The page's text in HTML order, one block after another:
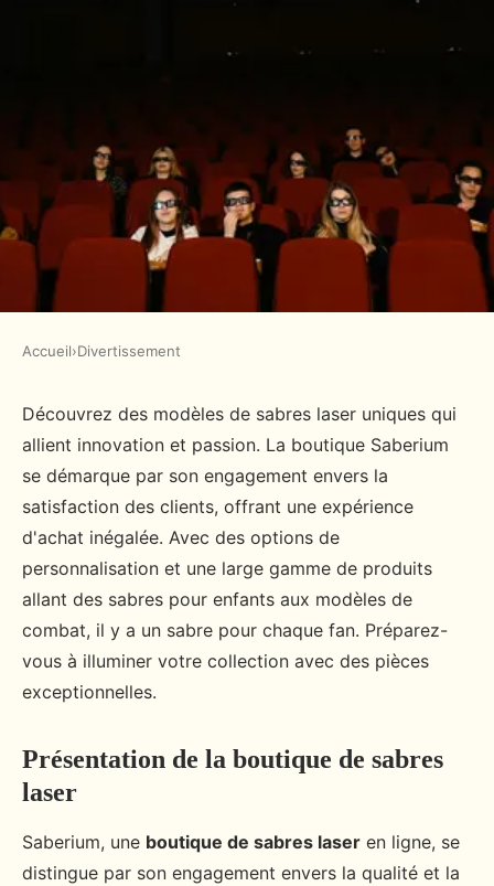
Découvrez la boutique de sabre
laser pour des modèles uniques
admin•17 octobre 2024•4 min de lecture
Accueil›Divertissement
Découvrez des modèles de sabres laser uniques qui
allient innovation et passion. La boutique Saberium
se démarque par son engagement envers la
satisfaction des clients, offrant une expérience
d'achat inégalée. Avec des options de
personnalisation et une large gamme de produits
allant des sabres pour enfants aux modèles de
combat, il y a un sabre pour chaque fan. Préparez-
vous à illuminer votre collection avec des pièces
exceptionnelles.
Présentation de la boutique de sabres
laser
Saberium, une boutique de sabres laser en ligne, se
distingue par son engagement envers la qualité et la